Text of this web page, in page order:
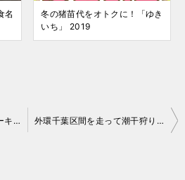
名
冬の猪苗代をオトクに！「ゆき
いち」 2019
初体験！「いきなり！ステーキ」のボリュームランチ 外環千葉区間を走って潮干狩り（Part.3）へ